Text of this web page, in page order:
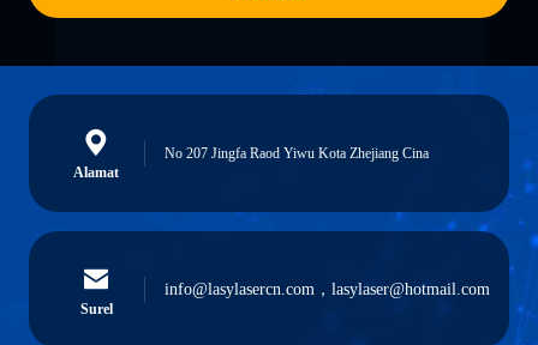
Alamat
No 207 Jingfa Raod Yiwu Kota Zhejiang Cina
Surel
info@lasylasercn.com，lasylaser@hotmail.com